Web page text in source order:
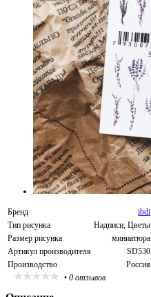
Бренд
ibdi
Тип рисунка
Надписи, Цветы
Размер рисунка
миниатюра
Артикул производителя
SD530
Производство
Россия
• 0 отзывов